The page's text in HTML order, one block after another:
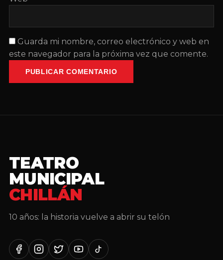
Guarda mi nombre, correo electrónico y web en
este navegador para la próxima vez que comente.
PUBLICAR COMENTARIO
TEATRO
MUNICIPAL
CHILLÁN
10 años: la historia vuelve a abrir su telón
FacebookInstagram
TwitterYouTube
TikTok